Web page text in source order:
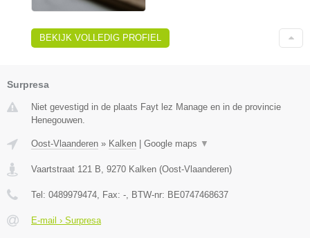
BEKIJK VOLLEDIG PROFIEL
Surpresa
Niet gevestigd in de plaats Fayt lez Manage en in de provincie
Henegouwen.
Oost-Vlaanderen » Kalken | Google maps ▼
Vaartstraat 121 B 9270 Kalken (Oost-Vlaanderen)
Tel: 0489979474 , Fax: - , BTW-nr: BE0747468637
E-mail › Surpresa